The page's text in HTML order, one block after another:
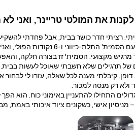
את המולטי טריינר, ואני
רציתי חדר כושר בבית, אבל פחדתי
יכולה להגיד שזו אחת הקניות הכי טובות שעשיתי.
מקצועי. הסמית' זז בצורה חלקה,
תרגילים שלא חשבתי שאוכל לעשות
קיבלתי מענה לכל שאלה, עזרו לי
ולא רק מנסה למכור.
התחילו להתעניין באימוני כוח. הוא
אישי, כשקונים ציוד איכותי באמת,